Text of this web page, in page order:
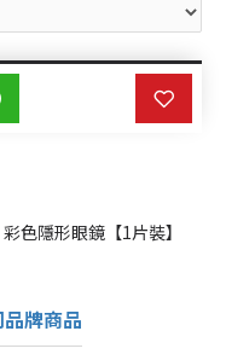
色隱形眼鏡【1片裝】
品牌商品